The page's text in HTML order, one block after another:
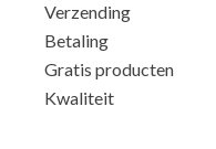
Verzending
Betaling
Gratis producten
Kwaliteit